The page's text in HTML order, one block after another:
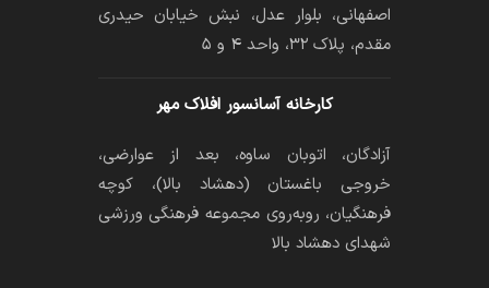
اصفهانی، بلوار عدل، نبش خیابان حیدری
مقدم، پلاک ۳۲، واحد ۴ و ۵
کارخانه آسانسور افلاک مهر
آزادگان، اتوبان ساوه، بعد از عوارضی،
خروجی باغستان (دهشاد بالا)، کوچه
فرهنگیان، رو‌به‌روی مجموعه فرهنگی ورزشی
شهدای دهشاد بالا